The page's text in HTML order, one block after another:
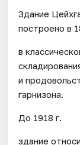
Здание
построено в
в
и
гарнизона.
До 1918 г.
здание